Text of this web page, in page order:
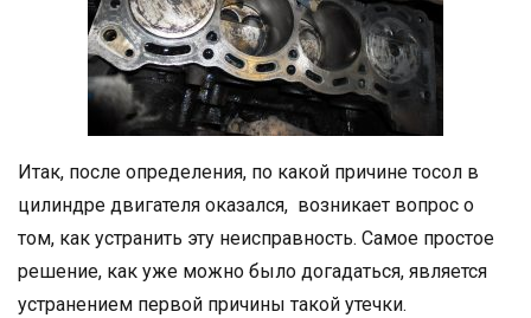
Итак, после определения, по какой причине тосол в
цилиндре двигателя оказался, возникает вопрос о
том, как устранить эту неисправность. Самое простое
решение, как уже можно было догадаться, является
устранением первой причины такой утечки.